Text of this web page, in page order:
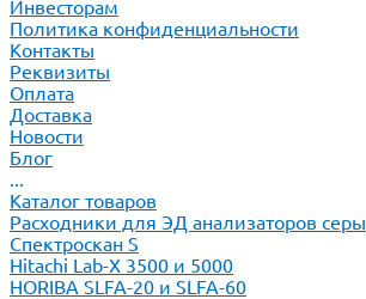
Инвесторам
Политика конфиденциальности
Контакты
Реквизиты
Оплата
Доставка
Новости
Блог
...
Каталог товаров
Расходники для ЭД анализаторов серы
Спектроскан S
Hitachi Lab-X 3500 и 5000
HORIBA SLFA-20 и SLFA-60